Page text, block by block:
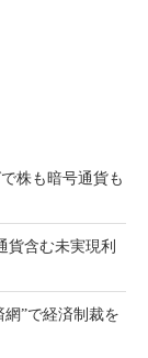
株も暗号通貨も
貨含む未実現利
”で経済制裁を